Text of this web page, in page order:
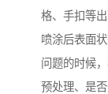
格、手扣等
喷涂后表面
问题的时候
预处理、是